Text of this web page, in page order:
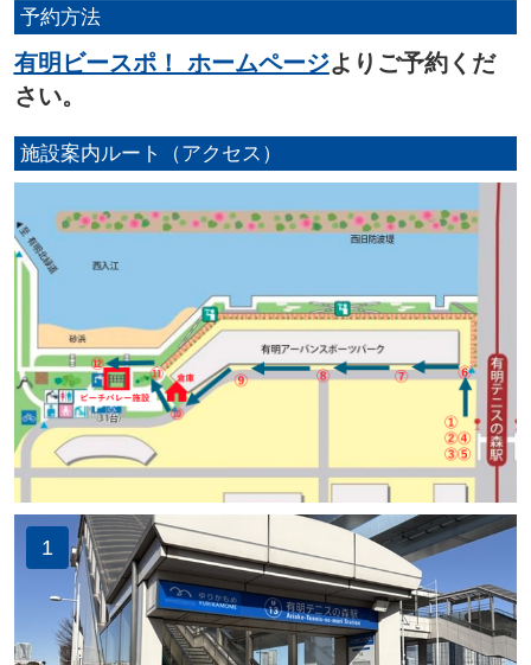
予約方法
有明ビースポ！ ホームページよりご予約くだ
さい。
施設案内ルート（アクセス）
1